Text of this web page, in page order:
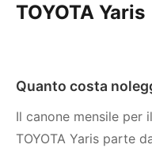
TOYOTA Yaris
Quanto costa
Il canone mensile per
TOYOTA Yaris parte